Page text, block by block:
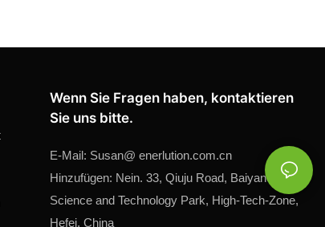
Wenn Sie Fragen haben, kontaktieren
Sie uns bitte.
E-Mail: Susan@ enerlution.com.cn
Hinzufügen: Nein. 33, Qiuju Road, Baiyaner
Science and Technology Park, High-Tech-Zone,
Hefei, China